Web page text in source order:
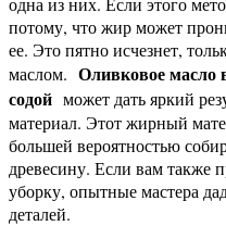
потому, что жир может
ее. Это пятно исчезнет,
маслом. Оливковое масло
содой может дать яркий
материал. Этот жирный
большей вероятностью
древесину. Если вам также
уборку, опытные мастера
деталей.